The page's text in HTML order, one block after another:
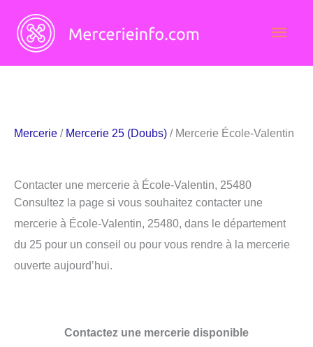
contenu
Mercerie / Mercerie 25 (Doubs) / Mercerie École-Valentin
Contacter une mercerie à École-Valentin, 25480
Consultez la page si vous souhaitez contacter une
mercerie à École-Valentin, 25480, dans le département
du 25 pour un conseil ou pour vous rendre à la mercerie
ouverte aujourd’hui.
Contactez une mercerie disponible